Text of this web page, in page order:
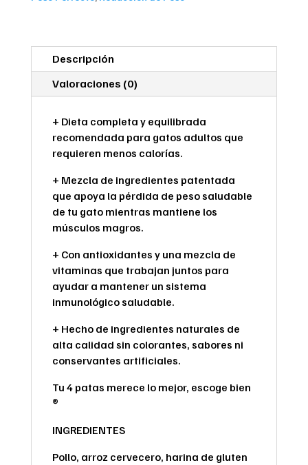
Descripción
Valoraciones (0)
+ Dieta completa y equilibrada
recomendada para gatos adultos que
requieren menos calorías.
+ Mezcla de ingredientes patentada
que apoya la pérdida de peso saludable
de tu gato mientras mantiene los
músculos magros.
+ Con antioxidantes y una mezcla de
vitaminas que trabajan juntos para
ayudar a mantener un sistema
inmunológico saludable.
+ Hecho de ingredientes naturales de
alta calidad sin colorantes, sabores ni
conservantes artificiales.
Tu 4 patas merece lo mejor, escoge bien
®
INGREDIENTES
Pollo, arroz cervecero, harina de gluten